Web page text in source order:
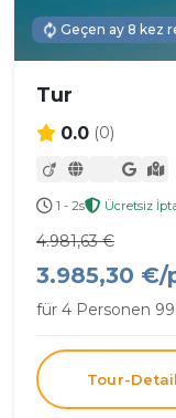
Geçen ay 8 kez
Tur
0.0 (0)
1 - 2s Ücretsiz
4.981,63 €
3.985,30 €/
für 4 Personen
Tour-